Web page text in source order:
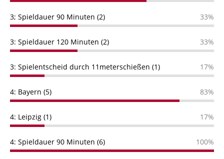
3; Spieldauer 90 Minuten (2) 33%
3: Spieldauer 120 Minuten (2) 33%
3: Spielentscheid durch 11meterschießen (1) 17%
4: Bayern (5) 83%
4: Leipzig (1) 17%
4: Spieldauer 90 Minuten (6) 100%